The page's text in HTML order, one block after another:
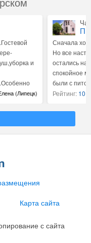
и
(Липецк)
Сначала
Но все
остались на
спокойное
были с
Персик !
Рейтинг: 10.0
Карта сайта
с сайта